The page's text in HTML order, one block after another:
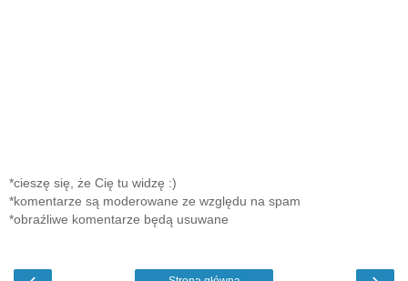
*cieszę się, że Cię tu widzę :)
*komentarze są moderowane ze względu na spam
*obraźliwe komentarze będą usuwane